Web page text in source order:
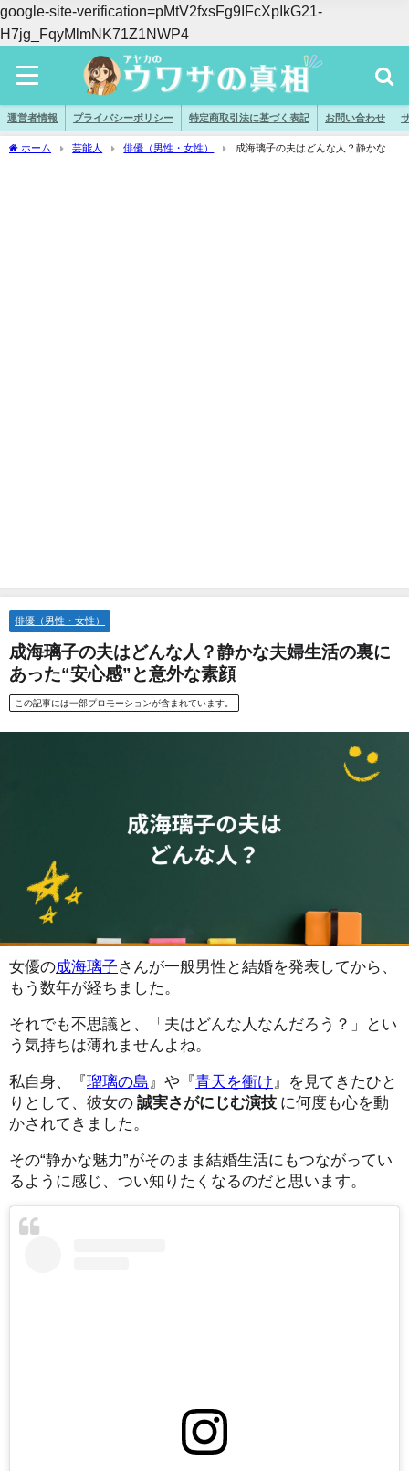
google-site-verification=pMtV2fxsFg9IFcXpIkG21-
H7jg_FqyMlmNK71Z1NWP4
運営者情報 プライバシーポリシー 特定商取引法に基づく表記 お問い合わせ
ホーム 芸能人 俳優（男性・女性）
成海璃子の夫はどんな人？静かな夫
俳優（男性・女性）
成海璃子の夫はどんな人？静かな夫婦生活の裏に
あった“安心感”と意外な素顔
この記事には一部プロモーションが含まれています。
女優の成海璃子さんが一般男性と結婚を発表してから、
もう数年が経ちました。
それでも不思議と、「夫はどんな人なんだろう？」とい
う気持ちは薄れませんよね。
私自身、『瑠璃の島 』や『青天を衝け 』を見てきたひと
りとして、彼女の 誠実さがにじむ演技 に何度も心を動
かされてきました。
その“静かな魅力”がそのまま結婚生活にもつながってい
るように感じ、つい知りたくなるのだと思います。